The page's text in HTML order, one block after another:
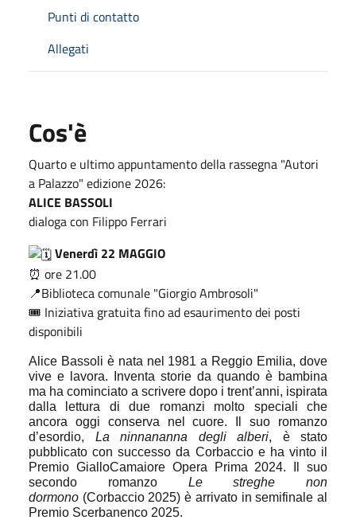
Punti di contatto
Allegati
Cos'è
Quarto e ultimo appuntamento della rassegna "Autori
a Palazzo" edizione 2026:
ALICE BASSOLI
dialoga con Filippo Ferrari
Venerdì 22 MAGGIO
⏰ ore 21.00
📍Biblioteca comunale "Giorgio Ambrosoli"
🎟 Iniziativa gratuita fino ad esaurimento dei posti
disponibili
Alice Bassoli è nata nel 1981 a Reggio Emilia, dove
vive e lavora. Inventa storie da quando è bambina
ma ha cominciato a scrivere dopo i trent’anni, ispirata
dalla lettura di due romanzi molto speciali che
ancora oggi conserva nel cuore. Il suo romanzo
d’esordio, La ninnananna degli alberi, è stato
pubblicato con successo da Corbaccio e ha vinto il
Premio GialloCamaiore Opera Prima 2024. Il suo
secondo romanzo Le streghe non
dormono (Corbaccio 2025) è arrivato in semifinale al
Premio Scerbanenco 2025.